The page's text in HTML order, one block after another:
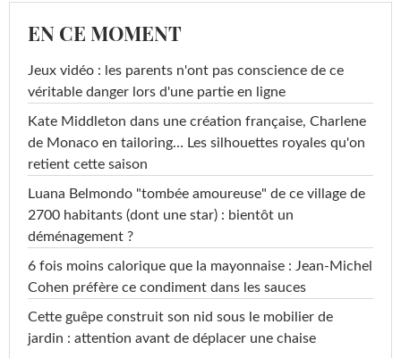
EN CE MOMENT
Jeux vidéo : les parents n'ont pas conscience de ce
véritable danger lors d'une partie en ligne
Kate Middleton dans une création française, Charlene
de Monaco en tailoring… Les silhouettes royales qu'on
retient cette saison
Luana Belmondo "tombée amoureuse" de ce village de
2700 habitants (dont une star) : bientôt un
déménagement ?
6 fois moins calorique que la mayonnaise : Jean-Michel
Cohen préfère ce condiment dans les sauces
Cette guêpe construit son nid sous le mobilier de
jardin : attention avant de déplacer une chaise